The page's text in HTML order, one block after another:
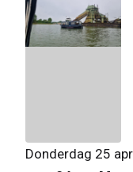
Donderdag 25